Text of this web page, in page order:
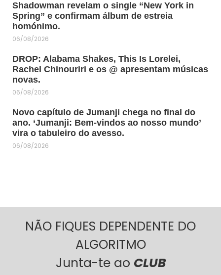
Shadowman revelam o single “New York in
Spring” e confirmam álbum de estreia
homónimo.
06/08/2026
DROP: Alabama Shakes, This Is Lorelei,
Rachel Chinouriri e os @ apresentam músicas
novas.
06/08/2026
Novo capítulo de Jumanji chega no final do
ano. ‘Jumanji: Bem-vindos ao nosso mundo’
vira o tabuleiro do avesso.
06/08/2026
NÃO FIQUES DEPENDENTE DO
ALGORITMO
Junta-te ao CLUB